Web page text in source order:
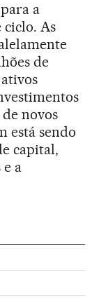
a
ciclo. As
de
novos
está sendo
capital,
a